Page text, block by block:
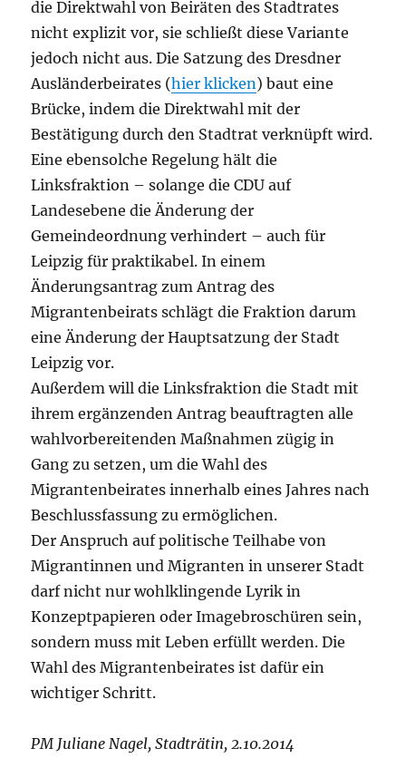
die Direktwahl von Beiräten des Stadtrates
nicht explizit vor, sie schließt diese Variante
jedoch nicht aus. Die Satzung des Dresdner
Ausländerbeirates (hier klicken) baut eine
Brücke, indem die Direktwahl mit der
Bestätigung durch den Stadtrat verknüpft wird.
Eine ebensolche Regelung hält die
Linksfraktion – solange die CDU auf
Landesebene die Änderung der
Gemeindeordnung verhindert – auch für
Leipzig für praktikabel. In einem
Änderungsantrag zum Antrag des
Migrantenbeirats schlägt die Fraktion darum
eine Änderung der Hauptsatzung der Stadt
Leipzig vor.
Außerdem will die Linksfraktion die Stadt mit
ihrem ergänzenden Antrag beauftragten alle
wahlvorbereitenden Maßnahmen zügig in
Gang zu setzen, um die Wahl des
Migrantenbeirates innerhalb eines Jahres nach
Beschlussfassung zu ermöglichen.
Der Anspruch auf politische Teilhabe von
Migrantinnen und Migranten in unserer Stadt
darf nicht nur wohlklingende Lyrik in
Konzeptpapieren oder Imagebroschüren sein,
sondern muss mit Leben erfüllt werden. Die
Wahl des Migrantenbeirates ist dafür ein
wichtiger Schritt.
PM Juliane Nagel, Stadträtin, 2.10.2014